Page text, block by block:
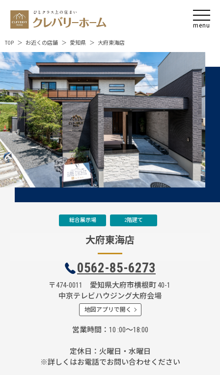
TOP お近くの店舗 愛知県 大府東海店
総合展示場 2階建て
大府東海店
0562-85-6273
〒474-0011 愛知県大府市横根町 40-1
中京テレビハウジング大府会場
地図アプリで開く
営業時間 10 :00～18:00
定休日
火曜日・水曜日
※詳しくはお電話でお問い合わせください